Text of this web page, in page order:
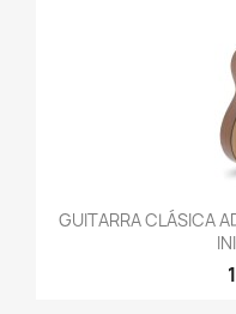
GUITARRA CLÁSICA